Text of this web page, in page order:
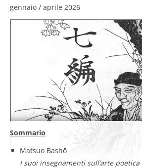
gennaio / aprile 2026
Sommario
Matsuo Bashō
I suoi insegnamenti sull’arte